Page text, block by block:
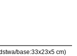
base:33x23x5 cm)